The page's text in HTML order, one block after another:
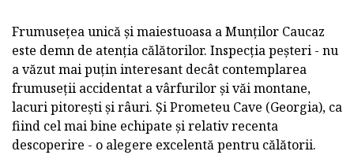
Frumusețea unică și maiestuoasa a Munților Caucaz
este demn de atenția călătorilor. Inspecția peșteri - nu
a văzut mai puțin interesant decât contemplarea
frumuseții accidentat a vârfurilor și văi montane,
lacuri pitorești și râuri. Și Prometeu Cave (Georgia), ca
fiind cel mai bine echipate și relativ recenta
descoperire - o alegere excelentă pentru călătorii.